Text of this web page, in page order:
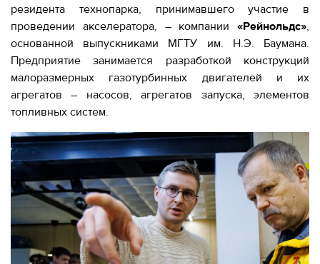
резидента технопарка, принимавшего участие в
проведении акселератора, – компании «Рейнольдс»,
основанной выпускниками МГТУ им. Н.Э. Баумана.
Предприятие занимается разработкой конструкций
малоразмерных газотурбинных двигателей и их
агрегатов – насосов, агрегатов запуска, элементов
топливных систем.